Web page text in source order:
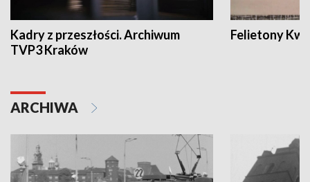
Kadry z przeszłości. Archiwum
TVP3 Kraków
Felietony
ARCHIWA